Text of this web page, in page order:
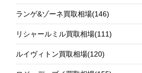
ランゲ&ゾーネ買取相場(146)
リシャールミル買取相場(111)
ルイヴィトン買取相場(120)